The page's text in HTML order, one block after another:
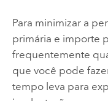
Para minimizar a
primária e importe
frequentemente
que você pode
tempo leva para